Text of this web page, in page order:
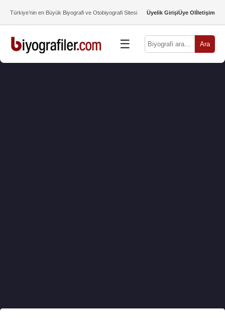
Türkiye’nin en Büyük Biyografi ve Otobiyografi Sitesi Üyelik GirişiÜye Olİletişim
☰ Ara